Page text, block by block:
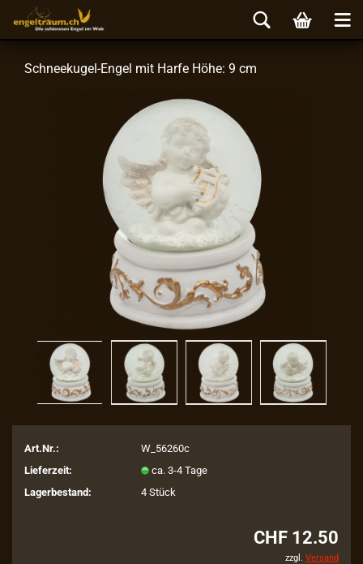
Schneekugel-​Engel mit Harfe Höhe: 9 cm
Art.Nr.:
W_56260c
Lieferzeit:
ca. 3-4 Tage
Lagerbestand:
4Stück
CHF 12.50
zzgl. Versand